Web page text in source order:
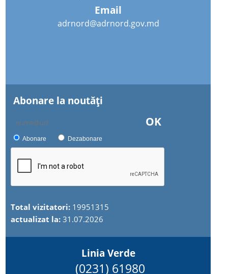
Email
adrnord@adrnord.gov.md
Abonare la noutăţi
OK
Abonare Dezabonare
Total vizitatori: 19951315
actualizat la:31.07.2026
Linia Verde
(0231) 61980